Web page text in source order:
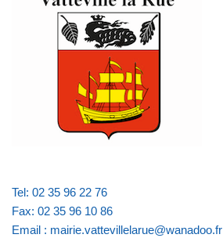
Tel: 02 35 96 22 76
Fax: 02 35 96 10 86
Email : mairie.vattevillelarue@wanadoo.fr